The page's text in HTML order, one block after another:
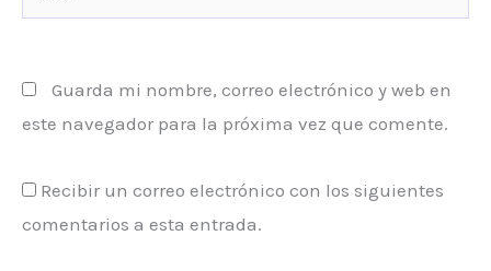
Guarda mi nombre, correo electrónico y web en
este navegador para la próxima vez que comente.
Recibir un correo electrónico con los siguientes
comentarios a esta entrada.